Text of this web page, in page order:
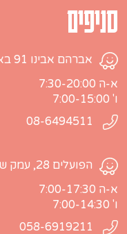
סניפים
אברהם אבינו 91 באר שבע
א-ה 7:30-20:00
ו' 7:00-15:00
הפועלים 28, עמק שרה באר שבע
א-ה 7:00-17:30
ו' 7:00-14:30